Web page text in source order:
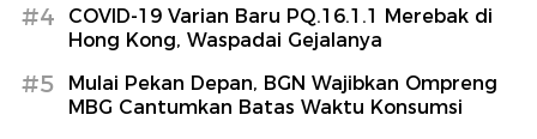
#4
COVID-19 Varian Baru PQ.16.1.1 Merebak di
Hong Kong, Waspadai Gejalanya
#5
Mulai Pekan Depan, BGN Wajibkan Ompreng
MBG Cantumkan Batas Waktu Konsumsi